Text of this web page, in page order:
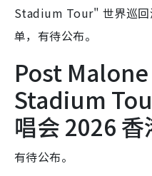
Stadium Tour" 世界巡回
单，有待公布。
Post
Stadium
唱会 2026
有待公布。